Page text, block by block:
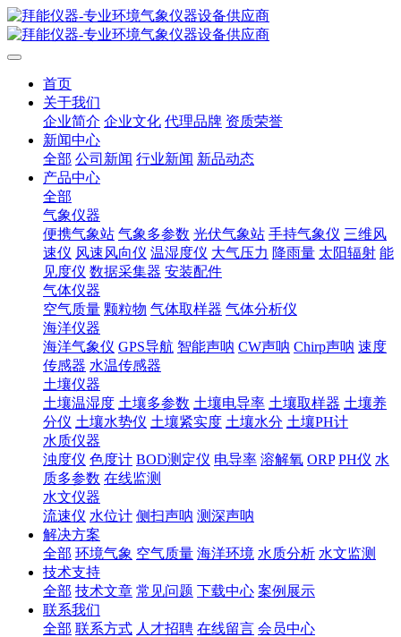
首页
关于我们
企业简介 企业文化 代理品牌 资质荣誉
新闻中心
全部 公司新闻 行业新闻 新品动态
产品中心
全部
气象仪器
便携气象站 气象多参数 光伏气象站 手持气象仪 三维风
速仪 风速风向仪 温湿度仪 大气压力 降雨量 太阳辐射 能
见度仪 数据采集器 安装配件
气体仪器
空气质量 颗粒物 气体取样器 气体分析仪
海洋仪器
海洋气象仪 GPS导航 智能声呐 CW声呐 Chirp声呐 速度
传感器 水温传感器
土壤仪器
土壤温湿度 土壤多参数 土壤电导率 土壤取样器 土壤养
分仪 土壤水势仪 土壤紧实度 土壤水分 土壤PH计
水质仪器
浊度仪 色度计 BOD测定仪 电导率 溶解氧 ORP PH仪 水
质多参数 在线监测
水文仪器
流速仪 水位计 侧扫声呐 测深声呐
解决方案
全部 环境气象 空气质量 海洋环境 水质分析 水文监测
技术支持
全部 技术文章 常见问题 下载中心 案例展示
联系我们
全部 联系方式 人才招聘 在线留言 会员中心